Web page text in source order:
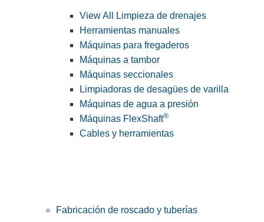
View All Limpieza de drenajes
Herramientas manuales
Máquinas para fregaderos
Máquinas a tambor
Máquinas seccionales
Limpiadoras de desagües de varilla
Máquinas de agua a presión
Máquinas FlexShaft®
Cables y herramientas
Fabricación de roscado y tuberías